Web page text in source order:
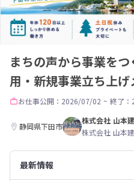
まちの声から事業を
用・新規事業立ち上
お仕事公開：2026/07/02 ~ 終了
静岡県下田市
株式会社 山本
株式会社 山本
最新情報